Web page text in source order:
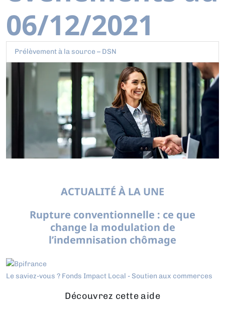
06/12/2021
Prélèvement à la source – DSN
ACTUALITÉ À LA UNE
Rupture conventionnelle : ce que
change la modulation de
l’indemnisation chômage
Le saviez-vous ? Fonds Impact Local - Soutien aux commerces
Découvrez cette aide